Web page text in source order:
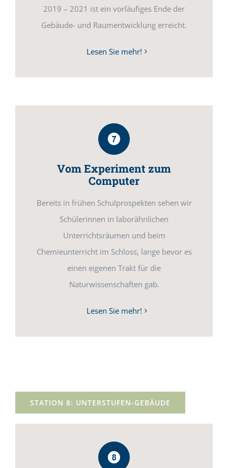
2019 – 2021 ist ein vorläufiges Ende der
Gebäude- und Raumentwicklung erreicht.
Lesen Sie mehr!
Vom Experiment zum
Computer
Bereits in frühen Schulprospekten sehen wir
Schülerinnen in laborähnlichen
Unterrichtsräumen und beim
Chemieunterricht im Schloss, lange bevor es
einen eigenen Trakt für die
Naturwissenschaften gab.
Lesen Sie mehr!
STATION 8: UNTERSTUFEN-GEBÄUDE